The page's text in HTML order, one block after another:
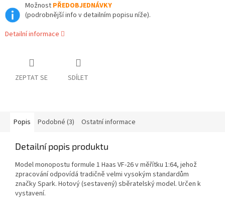
Možnost PŘEDOBJEDNÁVKY
(podrobnější info v detailním popisu níže).
Detailní informace
ZEPTAT SE SDÍLET
Popis Podobné (3) Ostatní informace
Detailní popis produktu
Model monopostu formule 1 Haas VF-26 v měřítku 1:64, jehož
zpracování odpovídá tradičně velmi vysokým standardům
značky Spark. Hotový (sestavený) sběratelský model. Určen k
vystavení.